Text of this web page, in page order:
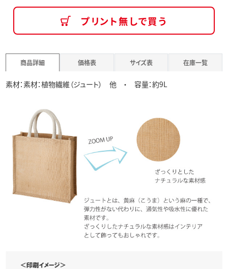
プリント無しで買う
商品詳細 価格表 サイズ表 在庫一覧
素材：素材：植物繊維（ジュート） 他 ・ 容量：約9L